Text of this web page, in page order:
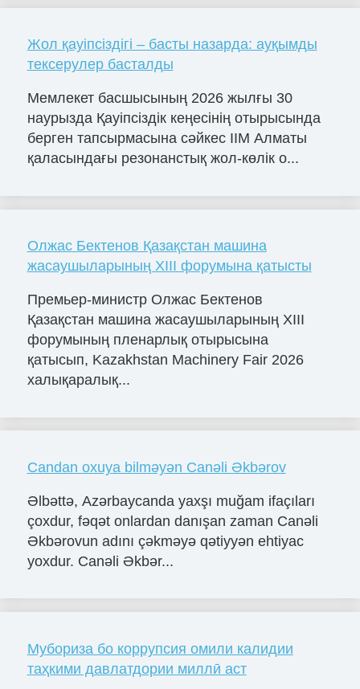
Жол қауіпсіздігі – басты назарда: ауқымды
тексерулер басталды
Мемлекет басшысының 2026 жылғы 30
наурызда Қауіпсіздік кеңесінің отырысында
берген тапсырмасына сәйкес ІІМ Алматы
қаласындағы резонанстық жол-көлік о...
Олжас Бектенов Қазақстан машина
жасаушыларының XIII форумына қатысты
Премьер-министр Олжас Бектенов
Қазақстан машина жасаушыларының XIII
форумының пленарлық отырысына
қатысып, Kazakhstan Machinery Fair 2026
халықаралық...
Candan oxuya bilməyən Canəli Əkbərov
Əlbəttə, Azərbaycanda yaxşı muğam ifaçıları
çoxdur, fəqət onlardan danışan zaman Canəli
Əkbərovun adını çəkməyə qətiyyən ehtiyac
yoxdur. Canəli Əkbər...
Мубориза бо коррупсия омили калидии
таҳкими давлатдории миллӣ аст